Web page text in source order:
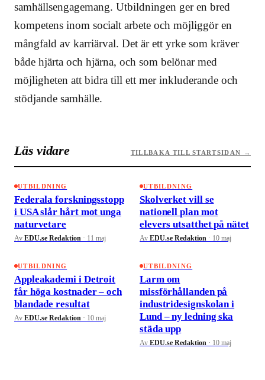
samhällsengagemang. Utbildningen ger en bred
kompetens inom socialt arbete och möjliggör en
mångfald av karriärval. Det är ett yrke som kräver
både hjärta och hjärna, och som belönar med
möjligheten att bidra till ett mer inkluderande och
stödjande samhälle.
Läs vidare TILLBAKA TILL STARTSIDAN →
UTBILDNING
Federala forskningsstopp
i USA slår hårt mot unga
naturvetare
Av EDU.se Redaktion · 11 maj
UTBILDNING
Skolverket vill se
nationell plan mot
elevers utsatthet på nätet
Av EDU.se Redaktion · 10 maj
UTBILDNING
Appleakademi i Detroit
får höga kostnader – och
blandade resultat
Av EDU.se Redaktion · 10 maj
UTBILDNING
Larm om
missförhållanden på
industridesignskolan i
Lund – ny ledning ska
städa upp
Av EDU.se Redaktion · 10 maj